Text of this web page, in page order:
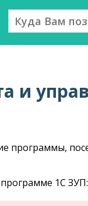
и
программы,
1С ЗУП: